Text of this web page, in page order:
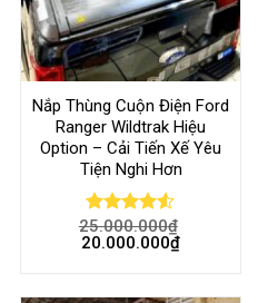
Nắp Thùng Cuộn Điện Ford
Ranger Wildtrak Hiệu
Option – Cải Tiến Xế Yêu
Tiện Nghi Hơn
Rated
4.50out
25.000.000₫
20.000.000₫